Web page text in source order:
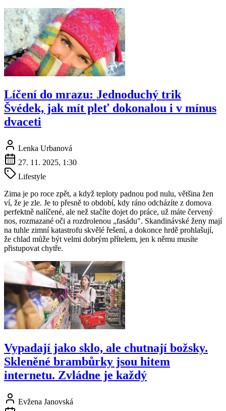
Líčení do mrazu: Jednoduchý trik
Švédek, jak mít pleť dokonalou i v mínus
dvaceti
Lenka Urbanová
27. 11. 2025, 1:30
Lifestyle
Zima je po roce zpět, a když teploty padnou pod nulu, většina žen
ví, že je zle. Je to přesně to období, kdy ráno odcházíte z domova
perfektně nalíčené, ale než stačíte dojet do práce, už máte červený
nos, rozmazané oči a rozdrolenou „fasádu". Skandinávské ženy mají
na tuhle zimní katastrofu skvělé řešení, a dokonce hrdě prohlašují,
že chlad může být velmi dobrým přítelem, jen k němu musíte
přistupovat chytře.
Vypadají jako sklo, ale chutnají božsky.
Skleněné brambůrky jsou hitem
internetu. Zvládne je každý
Evžena Janovská